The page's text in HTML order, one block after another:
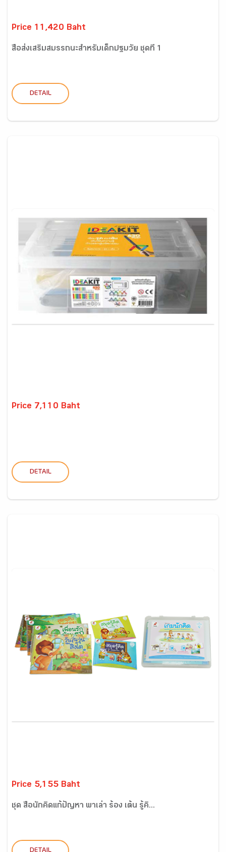
Price 11,420 Baht
สื่อส่งเสริมสมรรถนะสำหรับเด็กปฐมวัย ชุดที่ 1
DETAIL
Price 7,110 Baht
DETAIL
Price 5,155 Baht
ชุด สื่อนักคิดแก้ปัญหา พาเล่า ร้อง เต้น รู้คิ...